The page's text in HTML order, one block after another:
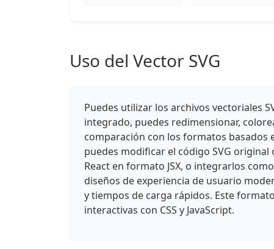
Uso del Vector SVG
Puedes utilizar los archivos vectoriales
integrado, puedes redimensionar,
comparación con los formatos basados
puedes modificar el código SVG
React en formato JSX, o integrarlos
diseños de experiencia de usuario
y tiempos de carga rápidos. Este
interactivas con CSS y JavaScript.